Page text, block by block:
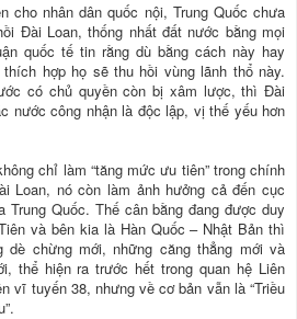
cho nhân dân quốc nội, Trung Quốc chưa
Đài Loan, thống nhất đất nước bằng mọi
quốc tế tin rằng dù bằng cách này hay
hợp họ sẽ thu hồi vùng lãnh thổ này.
có chủ quyền còn bị xâm lược, thì Đài
nước công nhận là độc lập, vị thế yếu hơn
chỉ làm “tăng mức ưu tiên” trong chính
Loan, nó còn làm ảnh hưởng cả đến cục
Quốc. Thế cân bằng đang được duy
và bên kia là Hàn Quốc – Nhật Bản thì
dè chừng mới, những căng thẳng mới và
thể hiện ra trước hết trong quan hệ Liên
vĩ tuyến 38, nhưng về cơ bản vẫn là “Triều